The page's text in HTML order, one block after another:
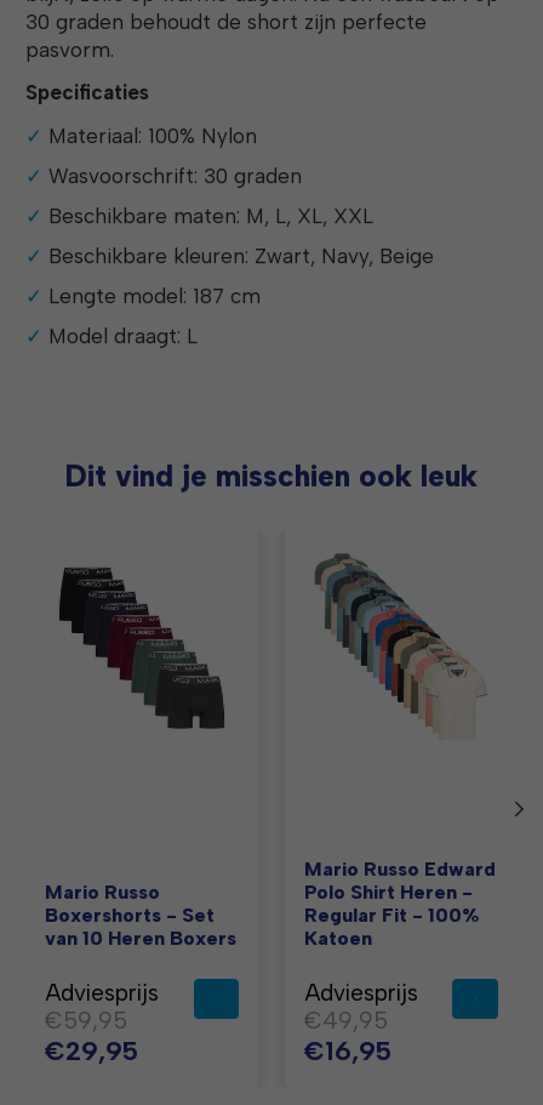
30 graden behoudt de short zijn perfecte
pasvorm.
Specificaties
Materiaal: 100% Nylon
Wasvoorschrift: 30 graden
Beschikbare maten: M, L, XL, XXL
Beschikbare kleuren: Zwart, Navy, Beige
Lengte model: 187 cm
Model draagt: L
Dit vind je misschien ook leuk
Mario Russo
Boxershorts - Set
van 10 Heren Boxers
Adviesprijs
€59,95
€29,95
Mario Russo Edward
Polo Shirt Heren -
Regular Fit - 100%
Katoen
Adviesprijs
€49,95
€16,95